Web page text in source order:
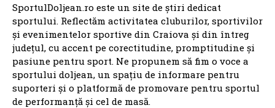
SportulDoljean.ro este un site de știri dedicat
sportului. Reflectăm activitatea cluburilor, sportivilor
și evenimentelor sportive din Craiova și din întreg
județul, cu accent pe corectitudine, promptitudine și
pasiune pentru sport. Ne propunem să fim o voce a
sportului doljean, un spațiu de informare pentru
suporteri și o platformă de promovare pentru sportul
de performanță și cel de masă.